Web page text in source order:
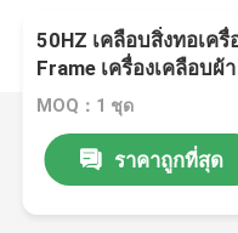
50HZ เคลือบสิ่งทอเค
Frame เครื่องเคลือบผ้า
MOQ：1 ชุด
ราคาถูกที่สุด